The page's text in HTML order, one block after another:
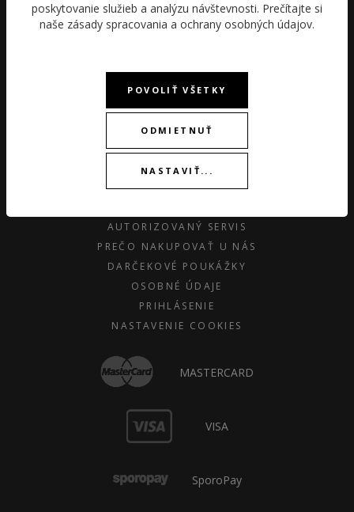
Pon – Pia: 8:00 – 16.00
ODSTÚPIŤ OD ZMLUVY TU
OBCHODNÉ PODMIENKY
DOPRAVA
PLATBA
FAQ
KONTAKT
AUTORIZOVANÝ SERVIS
PREČO NAKUPOVAŤ U NÁS
DARČEKOVÉ POUKÁŽKY
OSOBNÉ ÚDAJE
PRIHLÁSENIE
NASTAVENIE COOKIES
MASTERCARD
VISA
SporoPay
poskytovanie služieb a analýzu návštevnosti. Prečítajte si
naše zásady spracovania a ochrany osobných údajov.
POVOLIŤ VŠETKY
ODMIETNUŤ
NASTAVIŤ...